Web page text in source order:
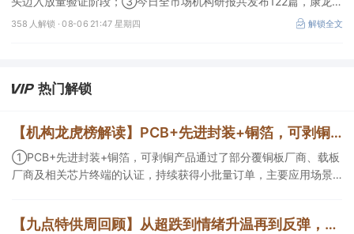
成、江淮汽车评级得到上调，9家公司获得首度覆盖，其中乔锋智能
获新财富分析师深度覆盖；④在个股机构关注度排行中，华峰化学
358 人解锁 ·08-06 21:47 星期四 解锁全文
热门解锁
【机构龙虎榜解读】PCB+先进封装+铜箔，可剥铜产品通过了部分覆铜板厂商、载板厂商及相关芯片终端的认证，持续获得小批量订单，主要应用场景包括芯片封装光模块用PCB，机构大额净买入这家公司
①PCB+先进封装+铜箔，可剥铜产品通过了部分覆铜板厂商、载板
厂商及相关芯片终端的认证，持续获得小批量订单，主要应用场景
等方面具有丰富经验，具备承接细胞与基因治疗产品商业化受托生【九点特供周回顾】从超跌到情绪升温再到反弹，栏目梳理AI应用题材逻辑，AI教育人气公司解读后获4连板